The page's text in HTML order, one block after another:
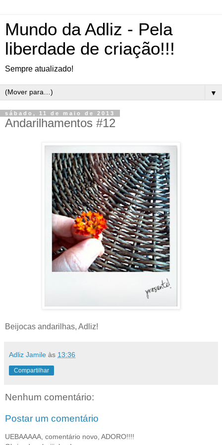
Mundo da Adliz - Pela
liberdade de criação!!!
Sempre atualizado!
▼
sábado, 11 de maio de 2013
Andarilhamentos #12
Beijocas andarilhas, Adliz!
Adliz Jamile às 13:36
Compartilhar
Nenhum comentário:
Postar um comentário
UEBAAAAA, comentário novo, ADORO!!!!